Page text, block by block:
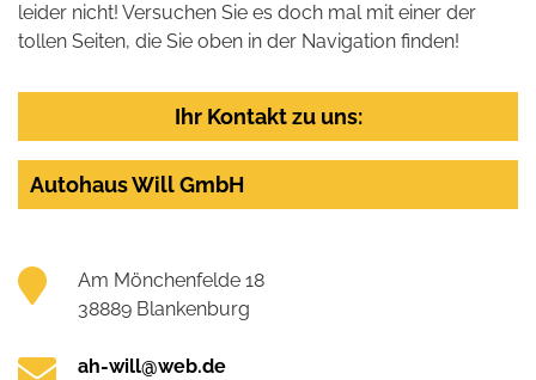
leider nicht! Versuchen Sie es doch mal mit einer der
tollen Seiten, die Sie oben in der Navigation finden!
Ihr Kontakt zu uns:
Autohaus Will GmbH
Am Mönchenfelde 18
38889 Blankenburg
ah-will@web.de